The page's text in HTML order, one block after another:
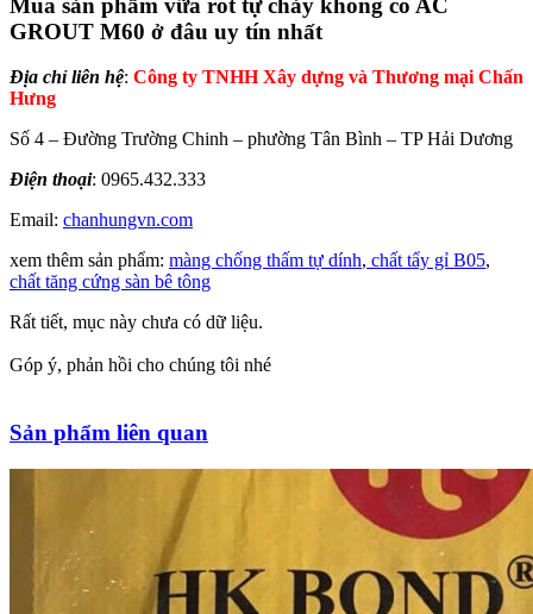
Mua sản phẩm vữa rót tự chảy không co AC
GROUT M60 ở đâu uy tín nhất
Địa chỉ liên hệ: Công ty TNHH Xây dựng và Thương mại Chấn
Hưng
Số 4 – Đường Trường Chinh – phường Tân Bình – TP Hải Dương
Điện thoại: 0965.432.333
Email: chanhungvn.com
xem thêm sản phẩm: màng chống thấm tự dính, chất tẩy gỉ B05,
chất tăng cứng sàn bê tông
Rất tiết, mục này chưa có dữ liệu.
Góp ý, phản hồi cho chúng tôi nhé
Sản phẩm liên quan